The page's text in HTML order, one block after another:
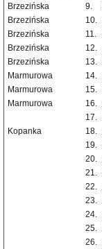
Brzezińska
9.
Brzezińska
10.
Brzezińska
11.
Brzezińska
12.
Brzezińska
13.
Marmurowa
14.
Marmurowa
15.
Marmurowa
16.
17.
Kopanka
18.
19.
20.
21.
22.
23.
24.
25.
26.